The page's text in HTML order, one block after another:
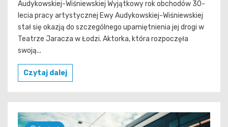
Audykowskiej-Wiśniewskiej Wyjątkowy rok obchodów 30-
lecia pracy artystycznej Ewy Audykowskiej-Wiśniewskiej
stał się okazją do szczególnego upamiętnienia jej drogi w
Teatrze Jaracza w Łodzi. Aktorka, która rozpoczęła
swoją...
Czytaj dalej